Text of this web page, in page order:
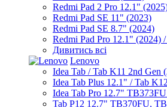
Redmi Pad 2 Pro 12.1"
Redmi Pad SE 11" (2023)
Redmi Pad SE 8.7" (2024)
Redmi Pad Pro 12.1" (2024) /
Дивитись всі
Lenovo
Idea Tab / Tab K11 2nd
Idea Tab Plus 12.1" / Tab
Idea Tab Pro 12.7"
Tab P12 12.7" TB370FU,